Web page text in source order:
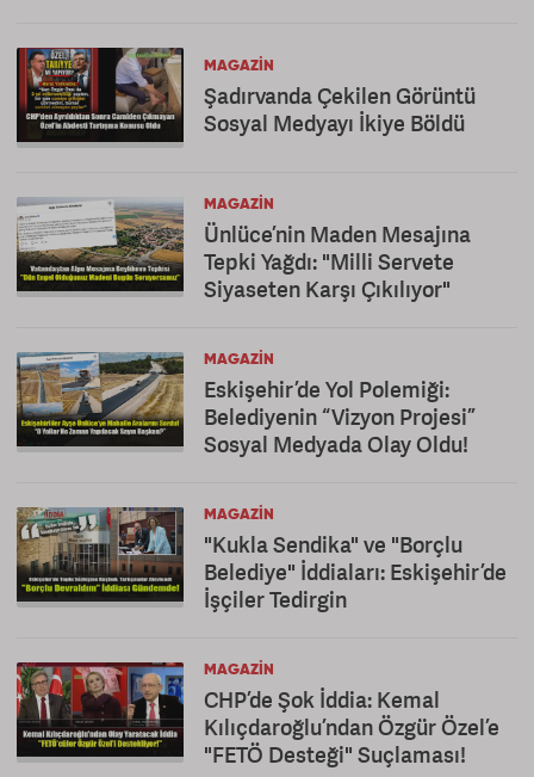
MAGAZIN
Şadırvanda Çekilen Görüntü
Sosyal Medyayı İkiye Böldü
MAGAZIN
Ünlüce’nin Maden Mesajına
Tepki Yağdı: "Milli Servete
Siyaseten Karşı Çıkılıyor"
MAGAZIN
Eskişehir’de Yol Polemiği:
Belediyenin “Vizyon Projesi”
Sosyal Medyada Olay Oldu!
MAGAZIN
"Kukla Sendika" ve "Borçlu
Belediye" İddiaları: Eskişehir’de
İşçiler Tedirgin
MAGAZIN
CHP’de Şok İddia: Kemal
Kılıçdaroğlu’ndan Özgür Özel’e
"FETÖ Desteği" Suçlaması!